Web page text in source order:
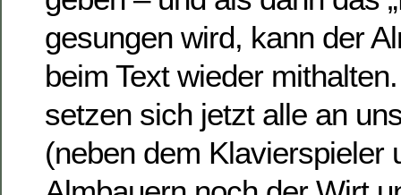
gesungen wird, kann der
beim Text wieder
setzen sich jetzt alle an
(neben dem Klavierspieler